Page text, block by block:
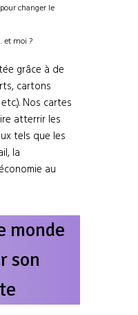
changer le
et moi ?
grâce à de
cartons
Nos cartes
atterrir les
tels que les
la
au
monde
son